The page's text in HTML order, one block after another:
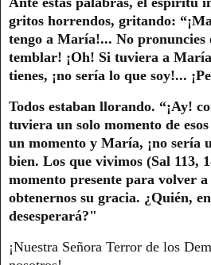
gritos horrendos, gritando:
tengo a María!... No pronuncies
temblar! ¡Oh! Si tuviera a
tienes, ¡no sería lo que soy!...
Todos estaban llorando. “¡Ay!
tuviera un solo momento de
un momento y María, ¡no sería
bien. Los que vivimos (Sal 113,
momento presente para volver
obtenernos su gracia. ¿Quién,
desesperará?"
¡Nuestra Señora Terror de los